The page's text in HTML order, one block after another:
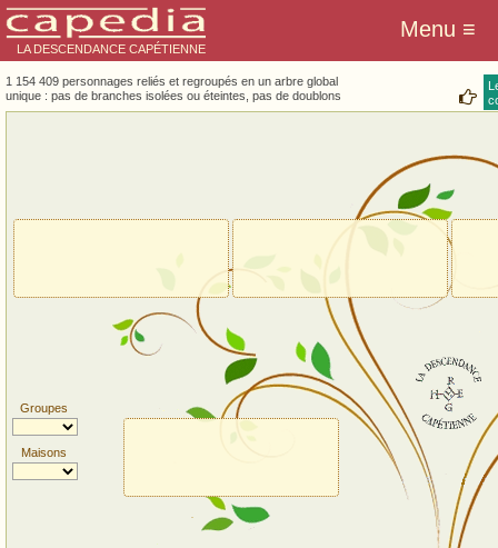
LA DESCENDANCE CAPÉTIENNE
1 154 409 personnages reliés et regroupés en un arbre global
unique : pas de branches isolées ou éteintes, pas de doublons
Groupes
Maisons